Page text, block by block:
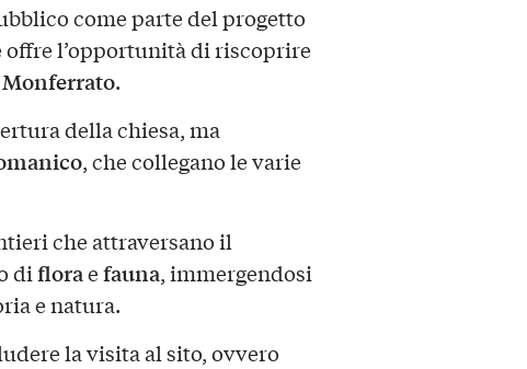
come parte del progetto
offre l’opportunità di riscoprire
Monferrato.
della chiesa, ma
, che collegano le varie
che attraversano il
difloraefauna, immergendosi
e natura.
la visita al sito, ovvero